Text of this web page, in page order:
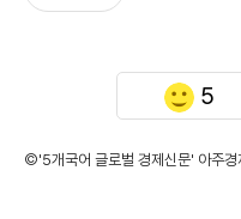
5
©'5개국어 글로벌 경제신문' 아주경